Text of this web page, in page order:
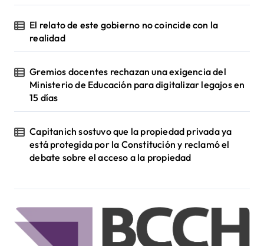
El relato de este gobierno no coincide con la
realidad
Gremios docentes rechazan una exigencia del
Ministerio de Educación para digitalizar legajos en
15 días
Capitanich sostuvo que la propiedad privada ya
está protegida por la Constitución y reclamó el
debate sobre el acceso a la propiedad